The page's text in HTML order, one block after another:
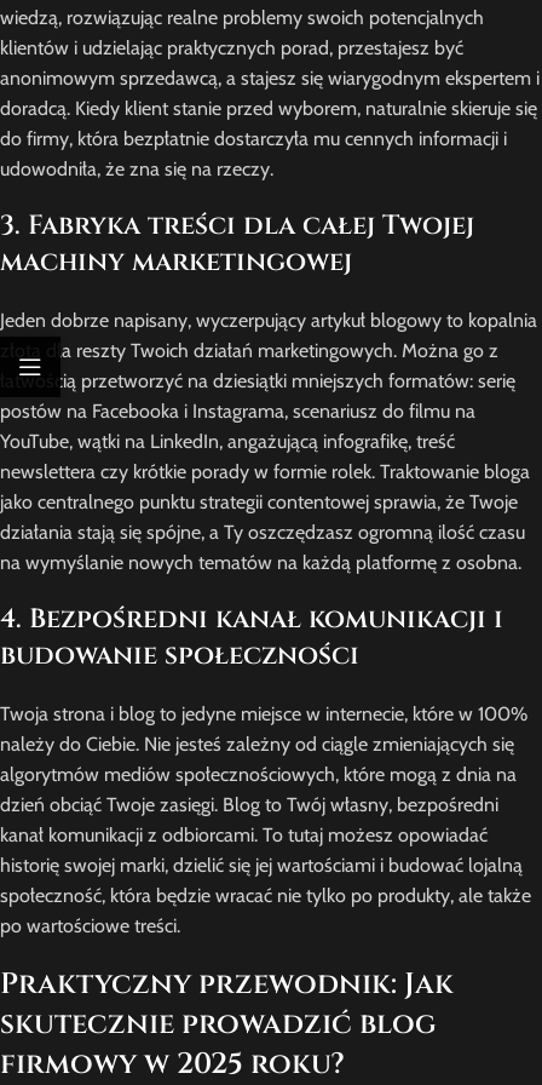
wiedzą, rozwiązując realne problemy swoich potencjalnych
klientów i udzielając praktycznych porad, przestajesz być
anonimowym sprzedawcą, a stajesz się wiarygodnym ekspertem i
doradcą. Kiedy klient stanie przed wyborem, naturalnie skieruje się
do firmy, która bezpłatnie dostarczyła mu cennych informacji i
udowodniła, że zna się na rzeczy.
3. Fabryka treści dla całej Twojej
machiny marketingowej
Jeden dobrze napisany, wyczerpujący artykuł blogowy to kopalnia
złota dla reszty Twoich działań marketingowych. Można go z
łatwością przetworzyć na dziesiątki mniejszych formatów: serię
postów na Facebooka i Instagrama, scenariusz do filmu na
YouTube, wątki na LinkedIn, angażującą infografikę, treść
newslettera czy krótkie porady w formie rolek. Traktowanie bloga
jako centralnego punktu strategii contentowej sprawia, że Twoje
działania stają się spójne, a Ty oszczędzasz ogromną ilość czasu
na wymyślanie nowych tematów na każdą platformę z osobna.
4. Bezpośredni kanał komunikacji i
budowanie społeczności
Twoja strona i blog to jedyne miejsce w internecie, które w 100%
należy do Ciebie. Nie jesteś zależny od ciągle zmieniających się
algorytmów mediów społecznościowych, które mogą z dnia na
dzień obciąć Twoje zasięgi. Blog to Twój własny, bezpośredni
kanał komunikacji z odbiorcami. To tutaj możesz opowiadać
historię swojej marki, dzielić się jej wartościami i budować lojalną
społeczność, która będzie wracać nie tylko po produkty, ale także
po wartościowe treści.
Praktyczny przewodnik: Jak
skutecznie prowadzić blog
firmowy w 2025 roku?